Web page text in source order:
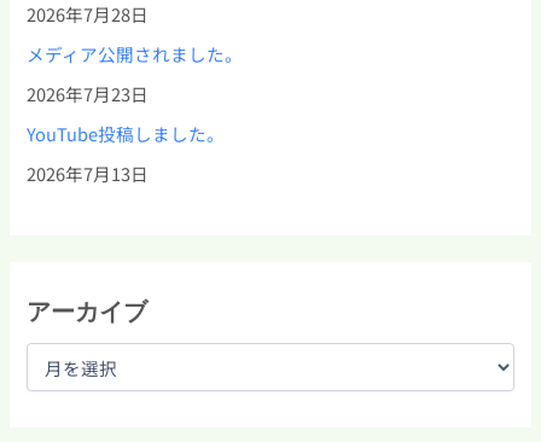
2026年7月28日
メディア公開されました。
2026年7月23日
YouTube投稿しました。
2026年7月13日
アーカイブ